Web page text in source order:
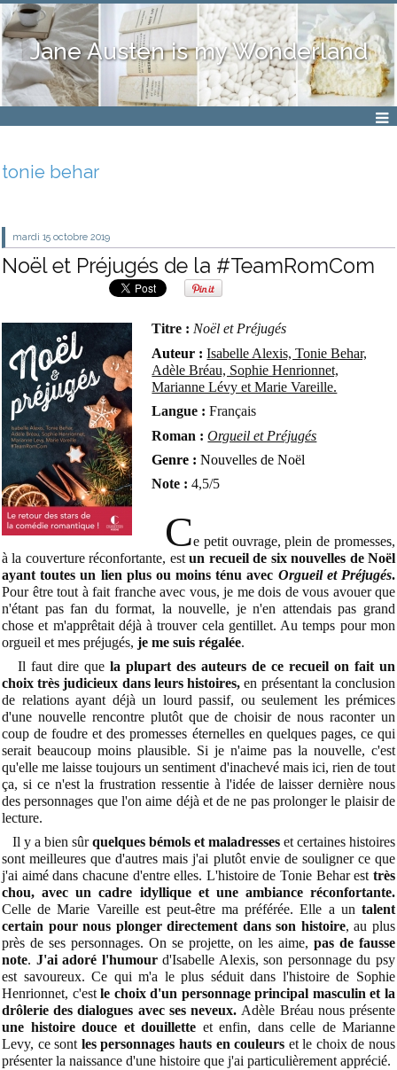
Jane Austen is my Wonderland
tonie behar
mardi 15 octobre 2019
Noël et Préjugés de la #TeamRomCom
Titre : Noël et Préjugés
Auteur :Isabelle Alexis, Tonie Behar,
Adèle Bréau, Sophie Henrionnet,
Marianne Lévy et Marie Vareille.
Langue : Français
Roman :Orgueil et Préjugés
Genre : Nouvelles de Noël
Note : 4,5/5
Ce petit ouvrage, plein de promesses,
à la couverture réconfortante, estun recueil de six nouvelles de Noël
ayant toutes un lien plus ou moins ténu avec Orgueil et Préjugés.
Pour être tout à fait franche avec vous, je me dois de vous avouer que
n'étant pas fan du format, la nouvelle, je n'en attendais pas grand
chose et m'apprêtait déjà à trouver cela gentillet. Au temps pour mon
orgueil et mes préjugés, je me suis régalée.
Il faut dire que la plupart des auteurs de ce recueil on fait un
choix très judicieux dans leurs histoires, en présentant la conclusion
de relations ayant déjà un lourd passif, ou seulement les prémices
d'une nouvelle rencontre plutôt que de choisir de nous raconter un
coup de foudre et des promesses éternelles en quelques pages, ce qui
serait beaucoup moins plausible. Si je n'aime pas la nouvelle, c'est
qu'elle me laisse toujours un sentiment d'inachevé mais ici, rien de tout
ça, si ce n'est la frustration ressentie à l'idée de laisser dernière nous
des personnages que l'on aime déjà et de ne pas prolonger le plaisir de
lecture.
Il y a bien sûrquelques bémols et maladresses et certaines histoires
sont meilleures que d'autres mais j'ai plutôt envie de souligner ce que
j'ai aimé dans chacune d'entre elles. L'histoire de Tonie Behar est très
chou, avec un cadre idyllique et une ambiance réconfortante.
Celle de Marie Vareille est peut-être ma préférée. Elle a un talent
certain pour nous plonger directement dans son histoire, au plus
près de ses personnages. On se projette, on les aime,pas de fausse
note. J'ai adoré l'humourd'Isabelle Alexis, son personnage du psy
est savoureux. Ce qui m'a le plus séduit dans l'histoire de Sophie
Henrionnet, c'estle choix d'un personnage principal masculin et la
drôlerie des dialogues avec ses neveux. Adèle Bréau nous présente
une histoire douce et douillette et enfin, dans celle de Marianne
Levy, ce sont les personnages hauts en couleurs et le choix de nous
présenter la naissance d'une histoire que j'ai particulièrement apprécié.